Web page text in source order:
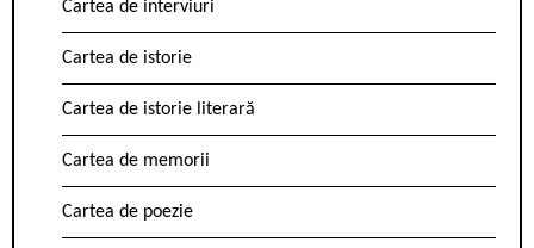
Cartea de interviuri
Cartea de istorie
Cartea de istorie literară
Cartea de memorii
Cartea de poezie